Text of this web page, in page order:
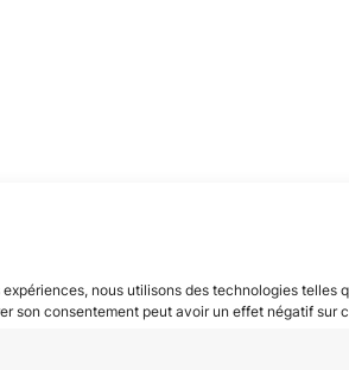
nous utilisons des technologies
son consentement peut avoir un effet négatif sur